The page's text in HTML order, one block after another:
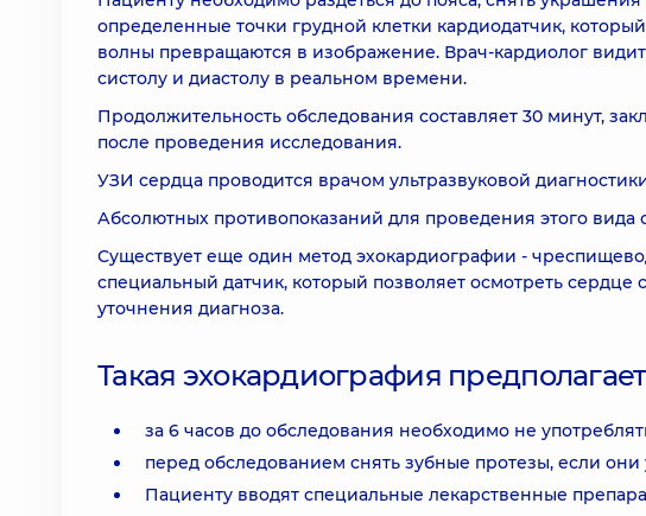
определенные точки грудной клетки кардиодатчик,
волны превращаются в изображение. Врач-кардиолог
систолу и диастолу в реальном времени.
Продолжительность обследования составляет 30 минут,
после проведения исследования.
УЗИ сердца проводится врачом ультразвуковой
Абсолютных противопоказаний для проведения этого вида
Существует еще один метод эхокардиографии -
специальный датчик, который позволяет осмотреть
уточнения диагноза.
Такая эхокардиография
за 6 часов до обследования необходимо не
перед обследованием снять зубные протезы, если они
Пациенту вводят специальные лекарственные